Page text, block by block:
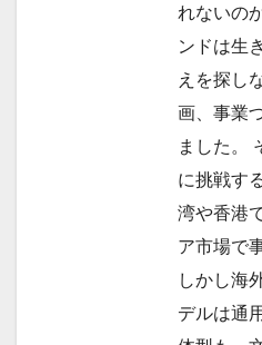
れないの
ンドは生
えを探し
画、事業
ました。
に挑戦す
湾や香港
ア市場で
しかし海
デルは通